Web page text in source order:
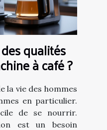
qualités
à café ?
la vie des hommes
en particulier.
de se nourrir.
est un besoin